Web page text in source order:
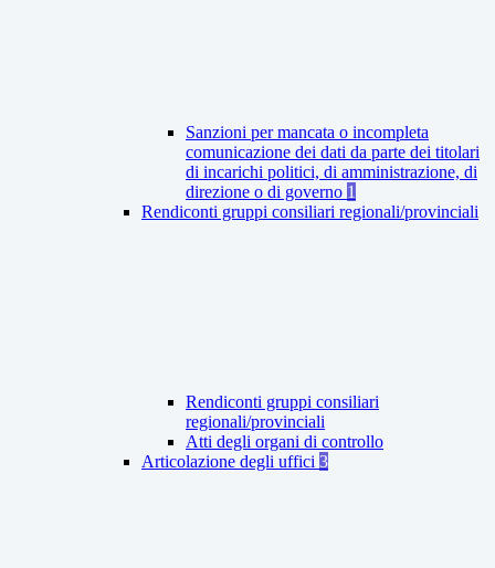
Sanzioni per mancata o incompleta
comunicazione dei dati da parte dei titolari
di incarichi politici, di amministrazione, di
direzione o di governo 1
Rendiconti gruppi consiliari regionali/provinciali
Rendiconti gruppi consiliari
regionali/provinciali
Atti degli organi di controllo
Articolazione degli uffici 3